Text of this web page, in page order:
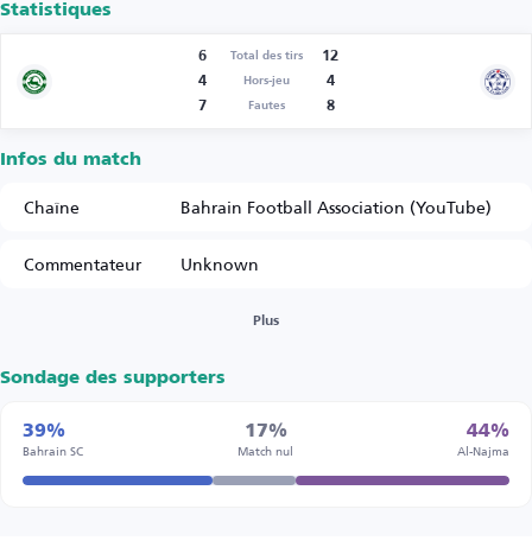
Statistiques
6 Total des tirs
12
4
Hors-jeu
4
7
Fautes 8
Infos du match
Chaîne
Bahrain Football Association (YouTube)
Commentateur
Unknown
Plus
Sondage des supporters
39%
Bahrain SC
17%
Match nul
44%
Al-Najma